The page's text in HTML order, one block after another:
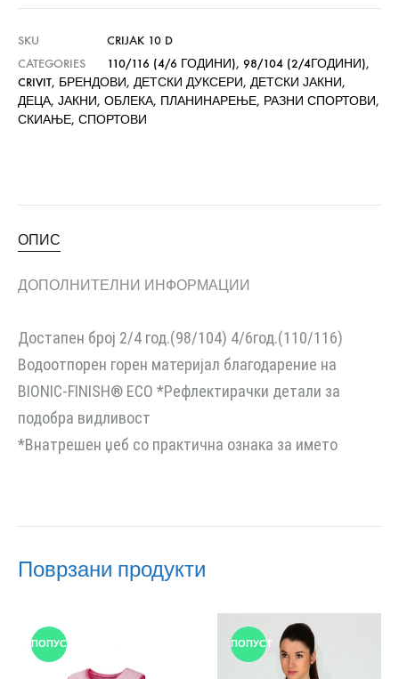
SKU
CRIJAK 10 D
CATEGORIES
110/116 (4/6 ГОДИНИ), 98/104 (2/4ГОДИНИ),
CRIVIT, БРЕНДОВИ, ДЕТСКИ ДУКСЕРИ, ДЕТСКИ ЈАКНИ,
ДЕЦА, ЈАКНИ, ОБЛЕКА, ПЛАНИНАРЕЊЕ, РАЗНИ СПОРТОВИ,
СКИАЊЕ, СПОРТОВИ
ОПИС
ДОПОЛНИТЕЛНИ ИНФОРМАЦИИ
Достапен број 2/4 год.(98/104) 4/6год.(110/116)
Водоотпорен горен материјал благодарение на
BIONIC-FINISH® ECO *Рефлектирачки детали за
подобра видливост
*Внатрешен џеб со практична ознака за името
Поврзани продукти
ПОПУСТ ПОПУСТ